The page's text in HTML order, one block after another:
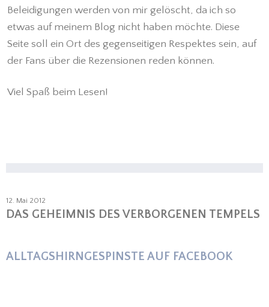
Beleidigungen werden von mir gelöscht, da ich so
etwas auf meinem Blog nicht haben möchte. Diese
Seite soll ein Ort des gegenseitigen Respektes sein, auf
der Fans über die Rezensionen reden können.
Viel Spaß beim Lesen!
12. Mai 2012
DAS GEHEIMNIS DES VERBORGENEN TEMPELS
ALLTAGSHIRNGESPINSTE AUF FACEBOOK